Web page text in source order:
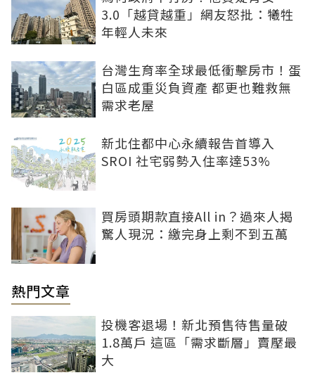
3.0「越貸越重」網友怒批：犧牲
年輕人未來
台灣生育率全球最低衝擊房市！蛋
白區成重災負資產 都更也難救無
需求老屋
新北住都中心永續報告首導入
SROI 社宅弱勢入住率達53%
買房頭期款直接All in？過來人揭
驚人現況：繳完身上剩不到五萬
熱門文章
投機客退場！新北預售待售量破
1.8萬戶 這區「需求斷層」賣壓最
大